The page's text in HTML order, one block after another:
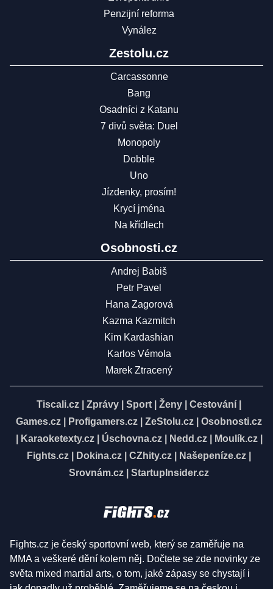
Penzijní reforma
Vynález
Zestolu.cz
Carcassonne
Bang
Osadníci z Katanu
7 divů světa: Duel
Monopoly
Dobble
Uno
Jízdenky, prosím!
Krycí jména
Na křídlech
Osobnosti.cz
Andrej Babiš
Petr Pavel
Hana Zagorová
Kazma Kazmitch
Kim Kardashian
Karlos Vémola
Marek Ztracený
Tiscali.cz Zprávy Sport Ženy Cestování
Games.cz
Profigamers.cz ZeStolu.cz
Osobnosti.cz
Karaoketexty.cz| Úschovna.cz| Nedd.cz| Moulík.cz|
Fights.cz
Dokina.cz CZhity.cz Našepeníze.cz
Srovnám.cz
StartupInsider.cz
Fights.cz je český sportovní web, který se zaměřuje na
MMA a veškeré dění kolem něj. Dočtete se zde novinky ze
světa mixed martial arts, o tom, jaké zápasy se chystají i